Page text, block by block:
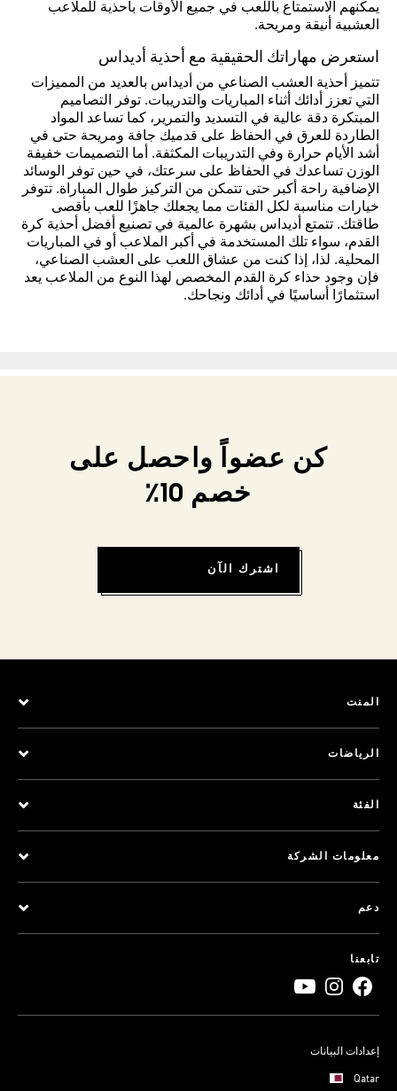
يمكنهم الاستمتاع باللعب في جميع الأوقات بأحذية للملاعب
العشبية أنيقة ومريحة.
استعرض مهاراتك الحقيقية مع أحذية أديداس
تتميز أحذية العشب الصناعي من أديداس بالعديد من المميزات
التي تعزز أدائك أثناء المباريات والتدريبات. توفر التصاميم
المبتكرة دقة عالية في التسديد والتمرير، كما تساعد المواد
الطاردة للعرق في الحفاظ على قدميك جافة ومريحة حتى في
أشد الأيام حرارة وفي التدريبات المكثفة. أما التصميمات خفيفة
الوزن تساعدك في الحفاظ على سرعتك، في حين توفر الوسائد
الإضافية راحة أكبر حتى تتمكن من التركيز طوال المباراة. تتوفر
خيارات مناسبة لكل الفئات مما يجعلك جاهزًا للعب بأقصى
طاقتك. تتمتع أديداس بشهرة عالمية في تصنيع أفضل أحذية كرة
القدم، سواء تلك المستخدمة في أكبر الملاعب أو في المباريات
المحلية. لذا، إذا كنت من عشاق اللعب على العشب الصناعي،
فإن وجود حذاء كرة القدم المخصص لهذا النوع من الملاعب يعد
استثمارًا أساسيًا في أدائك ونجاحك.
كن عضواً واحصل على
خصم 10٪
اشترك الآن
المنت
الرياضات
الفئة
معلومات الشركة
دعم
تابعنا
إعدادات البيانات
Qatar